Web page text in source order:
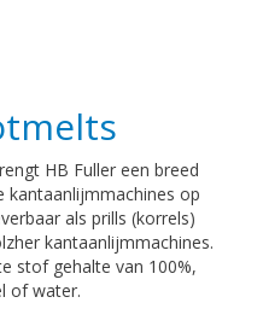
HB Fuller een breed
op
als prills (korrels)
kantaanlijmmachines.
stof gehalte van 100%,
of water.